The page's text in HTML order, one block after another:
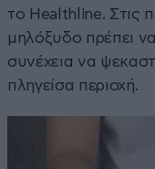
το Healthline. Στις
μηλόξυδο πρέπει
συνέχεια να
πληγείσα περιοχή.